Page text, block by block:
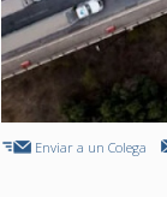
Enviar a un Colega